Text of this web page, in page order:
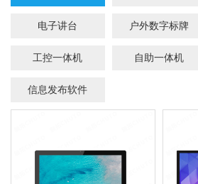
电子讲台 户外数字标牌
工控一体机 自助一体机
信息发布软件